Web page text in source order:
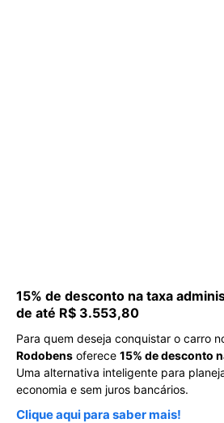
15% de desconto na taxa
de até R$ 3.553,80
Para quem deseja conquistar o carro
Rodobens oferece 15% de desconto
Uma alternativa inteligente para
economia e sem juros bancários.
Clique aqui para saber mais!